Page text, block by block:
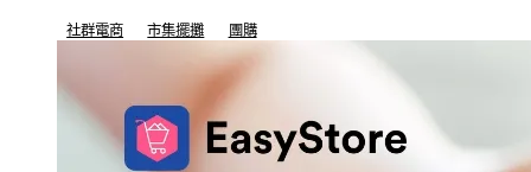
社群電商 市集擺攤 團購